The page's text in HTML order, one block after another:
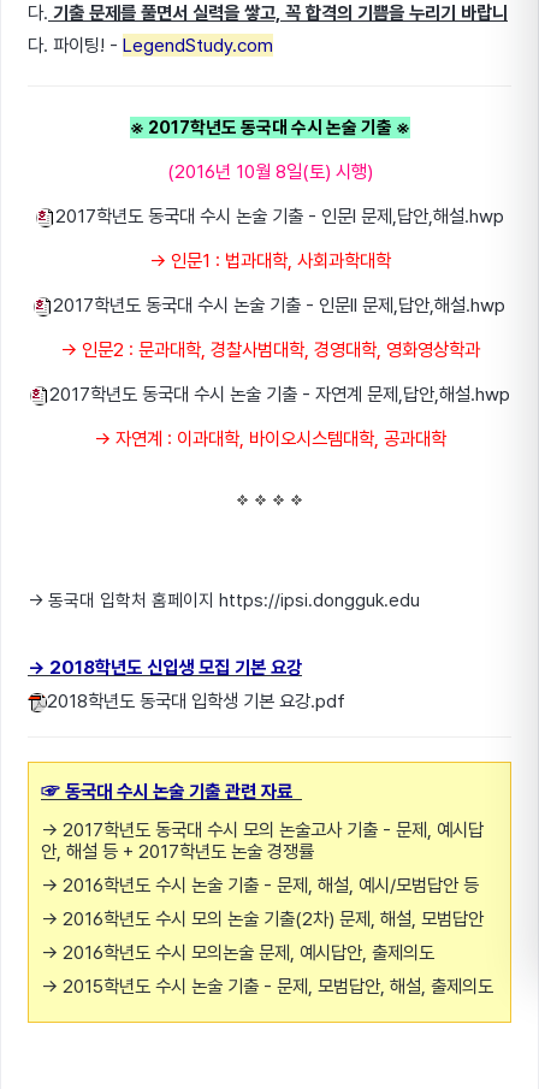
다. 기출 문제를 풀면서 실력을 쌓고, 꼭 합격의 기쁨을 누리기 바랍니
다. 파이팅! - LegendStudy.com
※ 2017학년도 동국대 수시 논술 기출 ※
(2016년 10월 8일(토) 시행)
2017학년도 동국대 수시 논술 기출 - 인문I 문제,답안,해설.hwp
→ 인문1 : 법과대학, 사회과학대학
2017학년도 동국대 수시 논술 기출 - 인문II 문제,답안,해설.hwp
→ 인문2 : 문과대학, 경찰사범대학, 경영대학, 영화영상학과
2017학년도 동국대 수시 논술 기출 - 자연계 문제,답안,해설.hwp
→ 자연계 : 이과대학, 바이오시스템대학, 공과대학
→ 동국대 입학처 홈페이지 https://ipsi.dongguk.edu
→ 2018학년도 신입생 모집 기본 요강
2018학년도 동국대 입학생 기본 요강.pdf
☞ 동국대 수시 논술 기출 관련 자료
→ 2017학년도 동국대 수시 모의 논술고사 기출 - 문제, 예시답
안, 해설 등 + 2017학년도 논술 경쟁률
→ 2016학년도 수시 논술 기출 - 문제, 해설, 예시/모범답안 등
→ 2016학년도 수시 모의 논술 기출(2차) 문제, 해설, 모범답안
→ 2016학년도 수시 모의논술 문제, 예시답안, 출제의도
→ 2015학년도 수시 논술 기출 - 문제, 모범답안, 해설, 출제의도